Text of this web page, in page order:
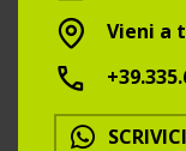
Vieni a